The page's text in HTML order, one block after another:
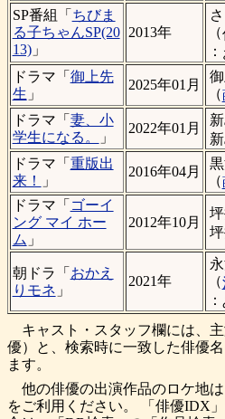
SP番組「 ちびま
る子ちゃんSP(20
13)」
2013年
（
：
ドラマ「 御上先
生 」
2025年01月
（
ドラマ「 妻、小
学生になる。
」
2022年01月
ドラマ「 重版出
来！
」
2016年04月
（
ドラマ「 ゴーイ
ング マイ ホー
ム 」
2012年10月
朝ドラ「 おかえ
りモネ 」
2021年
（
：
キャスト・スタッフ欄には、
優）と、検索時に一致した俳優
ます。
他の俳優の出演作品のロケ地は
をご利用ください。 「俳優IDX